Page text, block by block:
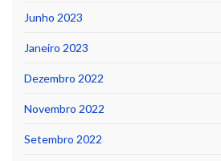
Junho 2023
Janeiro 2023
Dezembro 2022
Novembro 2022
Setembro 2022